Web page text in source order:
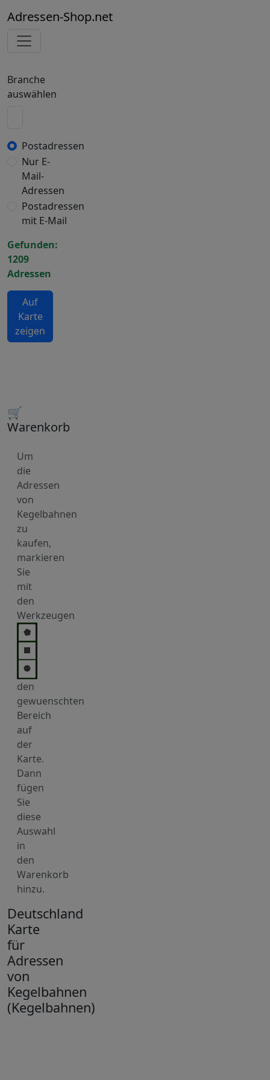
Adressen-Shop.net
Branche
auswählen
Postadressen
Nur E-
Mail-
Adressen
Postadressen
mit E-Mail
Gefunden:
1209
Adressen
Auf
Karte
zeigen
🛒
Warenkorb
Um
die
Adressen
von
Kegelbahnen
zu
kaufen,
markieren
Sie
mit
den
Werkzeugen
den
gewuenschten
Bereich
auf
der
Karte.
Dann
fügen
Sie
diese
Auswahl
in
den
Warenkorb
hinzu.
Deutschland
Karte
für
Adressen
von
Kegelbahnen
(Kegelbahnen)